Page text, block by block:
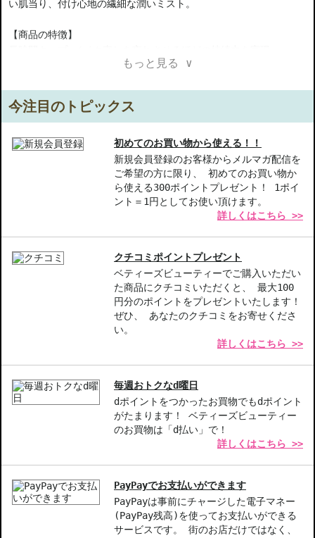
い肌当り、付け心地の繊細な潤いミスト。
【商品の特徴】
細かいミスト-肌に優しい霧状で、均一に潤いを届けます。
忙しくてメイク直しができない方
メイク崩れが気になる方
JAN/UPC：4935421708654
もっと見る ∨
今注目のトピックス
初めてのお買い物から使える！！
新規会員登録のお客様からメルマガ配信を
ご希望の方に限り、 初めてのお買い物か
ら使える300ポイントプレゼント！ 1ポイ
ント＝1円としてお使い頂けます。
詳しくはこちら >>
クチコミポイントプレゼント
ベティーズビューティーでご購入いただい
た商品にクチコミいただくと、 最大100
円分のポイントをプレゼントいたします！
ぜひ、 あなたのクチコミをお寄せくださ
い。
詳しくはこちら >>
毎週おトクなd曜日
dポイントをつかったお買物でもdポイント
がたまります！ ベティーズビューティー
のお買物は「d払い」で！
詳しくはこちら >>
PayPayでお支払いができます
PayPayは事前にチャージした電子マネー
(PayPay残高)を使ってお支払いができる
サービスです。 街のお店だけではなく、